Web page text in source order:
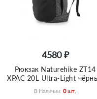
4580 ₽
Рюкзак Naturehike ZT14
XPAC 20L Ultra-Light
В Наличии: 0 Шт.